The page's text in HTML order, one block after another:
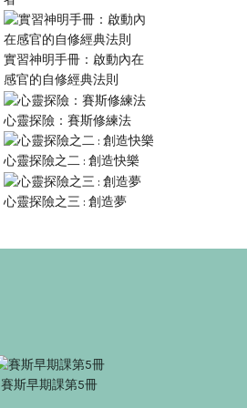
實習神明手冊：啟動內在
感官的自修經典法則
心靈探險：賽斯修練法
心靈探險之二 : 創造快樂
心靈探險之三 : 創造夢
賽斯早期課第5冊